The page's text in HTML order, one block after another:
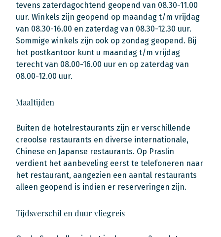
tevens zaterdagochtend geopend van 08.30-11.00
uur. Winkels zijn geopend op maandag t/m vrijdag
van 08.30-16.00 en zaterdag van 08.30-12.30 uur.
Sommige winkels zijn ook op zondag geopend. Bij
het postkantoor kunt u maandag t/m vrijdag
terecht van 08.00-16.00 uur en op zaterdag van
08.00-12.00 uur.
Maaltijden
Buiten de hotelrestaurants zijn er verschillende
creoolse restaurants en diverse internationale,
Chinese en Japanse restaurants. Op Praslin
verdient het aanbeveling eerst te telefoneren naar
het restaurant, aangezien een aantal restaurants
alleen geopend is indien er reserveringen zijn.
Tijdsverschil en duur vliegreis